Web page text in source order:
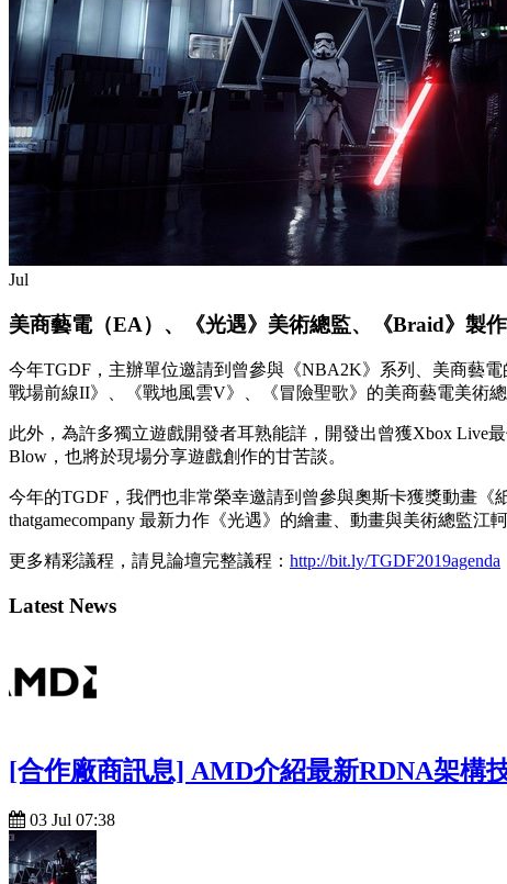
Jul
美商藝電（EA）、《光遇》美術總監、《Braid》製
今年TGDF，主辦單位邀請到曾參與《NBA2K》系列、美商藝
戰場前線II》、《戰地風雲V》、《冒險聖歌》的美商藝電美術
此外，為許多獨立遊戲開發者耳熟能詳，開發出曾獲Xbox Live
Blow，也將於現場分享遊戲創作的甘苦談。
今年的TGDF，我們也非常榮幸邀請到曾參與奧斯卡獲獎動畫
thatgamecompany 最新力作《光遇》的繪畫、動畫與美術總監江軻
更多精彩議程，請見論壇完整議程： http://bit.ly/TGDF2019agenda
Latest News
[合作廠商訊息] AMD介紹最新RDNA架構
03 Jul 07:38